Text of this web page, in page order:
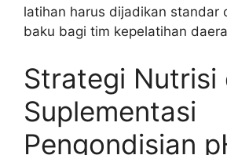
latihan harus dijadikan standar
baku bagi tim kepelatihan
Strategi Nutrisi
Suplementasi
Pengondisian